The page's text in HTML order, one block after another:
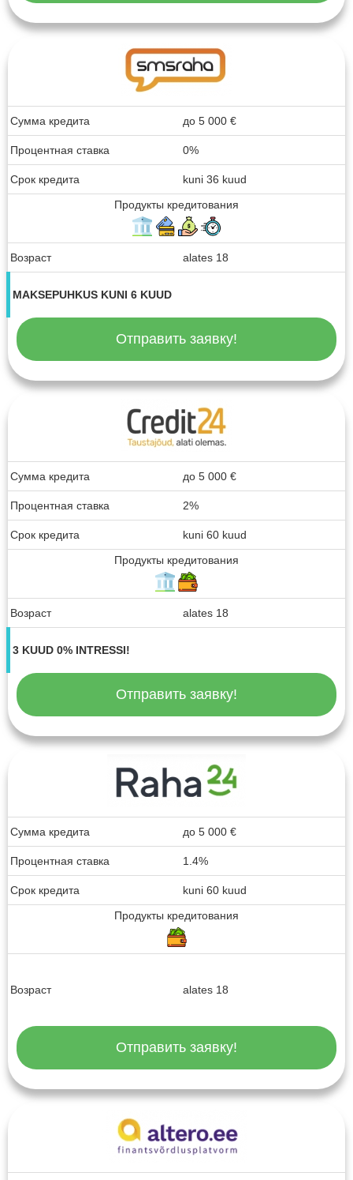
Сумма кредита до 5 000 €
Процентная ставка 0%
Срок кредита
kuni 36 kuud
Продукты кредитования
Возраст alates 18
MAKSEPUHKUS KUNI 6 KUUD
Отправить заявку!
Сумма кредита до 5 000 €
Процентная ставка 2%
Срок кредита
kuni 60 kuud
Продукты кредитования
Возраст alates 18
3 KUUD 0% INTRESSI!
Отправить заявку!
Сумма кредита до 5 000 €
Процентная ставка 1.4%
Срок кредита
kuni 60 kuud
Продукты кредитования
Возраст alates 18
Отправить заявку!